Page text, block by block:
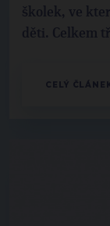
školek, ve
děti. Celkem
CELÝ